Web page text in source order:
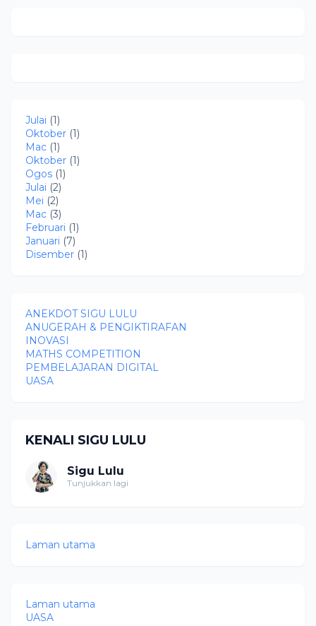
Julai (1)
Oktober (1)
Mac (1)
Oktober (1)
Ogos (1)
Julai (2)
Mei (2)
Mac (3)
Februari (1)
Januari (7)
Disember (1)
ANEKDOT SIGU LULU
ANUGERAH & PENGIKTIRAFAN
INOVASI
MATHS COMPETITION
PEMBELAJARAN DIGITAL
UASA
KENALI SIGU LULU
Sigu Lulu
Tunjukkan lagi
Laman utama
Laman utama
UASA